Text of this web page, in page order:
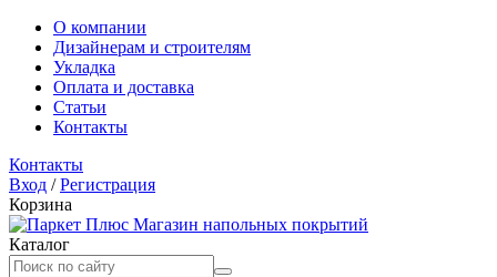
О компании
Дизайнерам и строителям
Укладка
Оплата и доставка
Статьи
Контакты
Контакты
Вход /Регистрация
Корзина
Магазин напольных покрытий
Каталог